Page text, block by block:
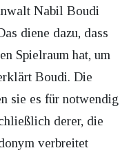
Nabil Boudi
diene dazu, dass
Spielraum hat, um
Boudi. Die
sie es für notwendig
derer, die
verbreitet